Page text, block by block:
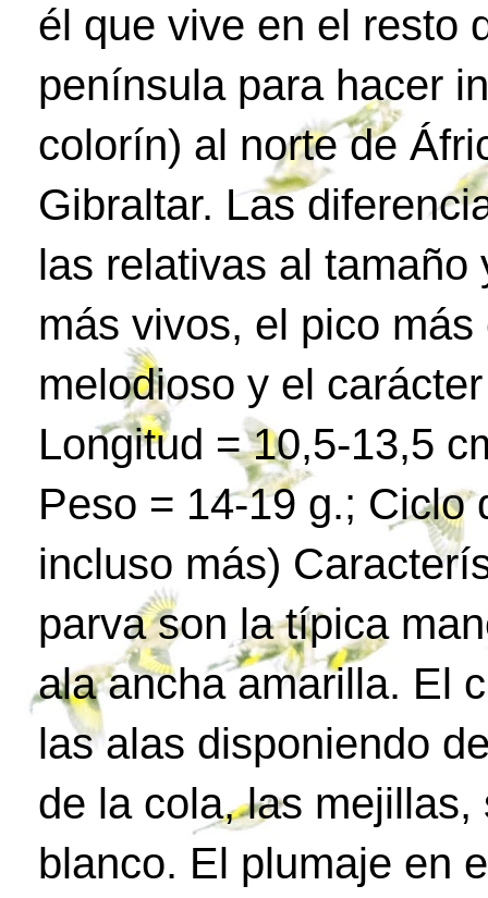
él que vive en el resto
península para hacer
colorín) al norte de
Gibraltar. Las
las relativas al
más vivos, el pico
melodioso y el
Longitud = 10,5-13,5
Peso = 14-19 g.; Ciclo
incluso más)
parva son la típica
ala ancha amarilla. El
las alas disponiendo
de la cola, las
blanco. El plumaje en